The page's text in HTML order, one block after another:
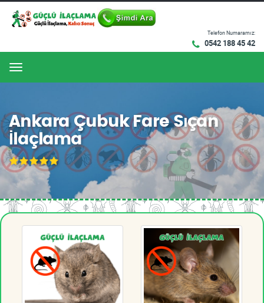
Telefon Numaramız:
0542 188 45 42
Menu
Ankara Çubuk Fare Sıçan
İlaçlama